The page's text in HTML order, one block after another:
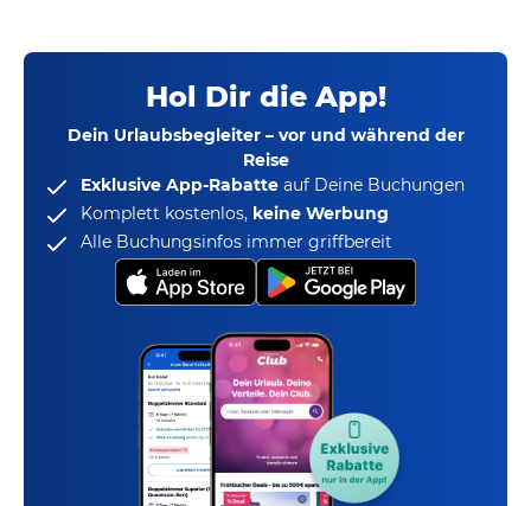
Hol Dir die App!
Dein Urlaubsbegleiter – vor und während der
Reise
Exklusive App-Rabatte auf Deine Buchungen
Komplett kostenlos, keine Werbung
Alle Buchungsinfos immer griffbereit